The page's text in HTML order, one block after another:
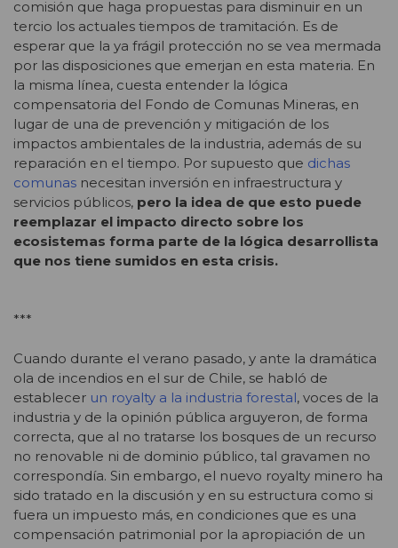
comisión que haga propuestas para disminuir en un
tercio los actuales tiempos de tramitación. Es de
esperar que la ya frágil protección no se vea mermada
por las disposiciones que emerjan en esta materia. En
la misma línea, cuesta entender la lógica
compensatoria del Fondo de Comunas Mineras, en
lugar de una de prevención y mitigación de los
impactos ambientales de la industria, además de su
reparación en el tiempo. Por supuesto que dichas
comunas necesitan inversión en infraestructura y
servicios públicos, pero la idea de que esto puede
reemplazar el impacto directo sobre los
ecosistemas forma parte de la lógica desarrollista
que nos tiene sumidos en esta crisis.
***
Cuando durante el verano pasado, y ante la dramática
ola de incendios en el sur de Chile, se habló de
establecer un royalty a la industria forestal, voces de la
industria y de la opinión pública arguyeron, de forma
correcta, que al no tratarse los bosques de un recurso
no renovable ni de dominio público, tal gravamen no
correspondía. Sin embargo, el nuevo royalty minero ha
sido tratado en la discusión y en su estructura como si
fuera un impuesto más, en condiciones que es una
compensación patrimonial por la apropiación de un